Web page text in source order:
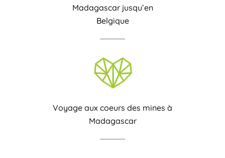
Madagascar jusqu’en
Belgique
Voyage aux coeurs des mines à
Madagascar